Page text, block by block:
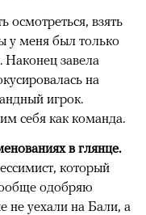
осмотреться, взять
у меня был только
завела
на
игрок.
себя как команда.
в глянце.
который
одобряю
не уехали на Бали, а